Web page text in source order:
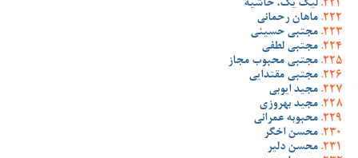
لیگ یک، حاشیه
ماهان رحمانی
مجتبی حسینی
مجتبی لطفی
مجتبی محبوب مجاز
مجتبی مقتدایی
مجید ایوبی
مجید بهروزی
محبوبه عمرانی
محسن اخگر
محسن دلیر